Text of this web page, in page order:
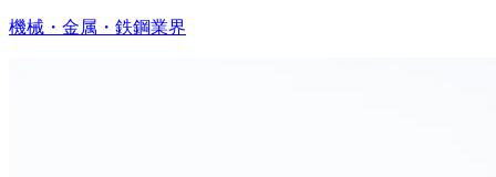
機械・金属・鉄鋼業界